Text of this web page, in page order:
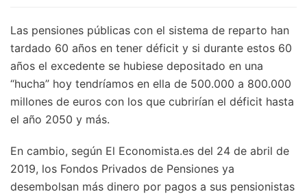
Las pensiones públicas con el sistema de reparto han
tardado 60 años en tener déficit y si durante estos 60
años el excedente se hubiese depositado en una
“hucha” hoy tendríamos en ella de 500.000 a 800.000
millones de euros con los que cubrirían el déficit hasta
el año 2050 y más.
En cambio, según El Economista.es del 24 de abril de
2019, los Fondos Privados de Pensiones ya
desembolsan más dinero por pagos a sus pensionistas